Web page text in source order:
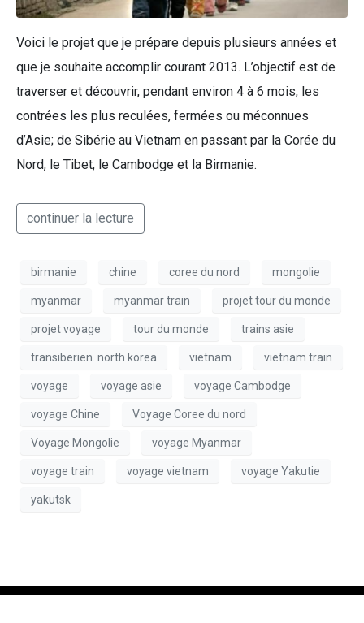
Voici le projet que je prépare depuis plusieurs années et
que je souhaite accomplir courant 2013. L’objectif est de
traverser et découvrir, pendant environ 4 à 6 mois, les
contrées les plus reculées, fermées ou méconnues
d’Asie; de Sibérie au Vietnam en passant par la Corée du
Nord, le Tibet, le Cambodge et la Birmanie.
continuer la lecture
birmanie chine coree du nord mongolie
myanmar myanmar train projet tour du monde
projet voyage tour du monde trains asie
transiberien. north korea vietnam vietnam train
voyage voyage asie voyage Cambodge
voyage Chine Voyage Coree du nord
Voyage Mongolie voyage Myanmar
voyage train voyage vietnam voyage Yakutie
yakutsk